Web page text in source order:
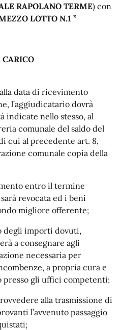
RAPOLANO TERME) con
LOTTO N.1 ”
data di ricevimento
l’aggiudicatario dovrà
indicate nello stesso, al
comunale del saldo del
cui al precedente art. 8,
comunale copia della
entro il termine
revocata ed i beni
migliore offerente;
degli importi dovuti,
a consegnare agli
necessaria per
a propria cura e
presso gli uffici competenti;
alla trasmissione di
l’avvenuto passaggio